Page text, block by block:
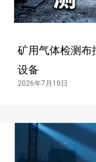
矿用气体检测布
设备
2026年7月10日